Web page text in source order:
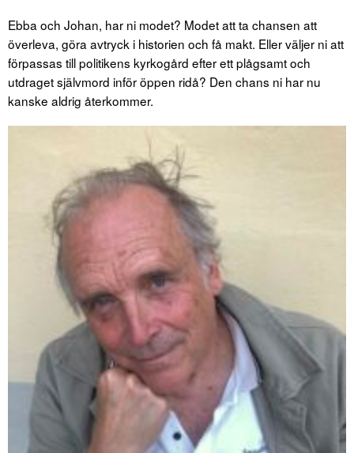
Ebba och Johan, har ni modet? Modet att ta chansen att
överleva, göra avtryck i historien och få makt. Eller väljer ni att
förpassas till politikens kyrkogård efter ett plågsamt och
utdraget självmord inför öppen ridå? Den chans ni har nu
kanske aldrig återkommer.